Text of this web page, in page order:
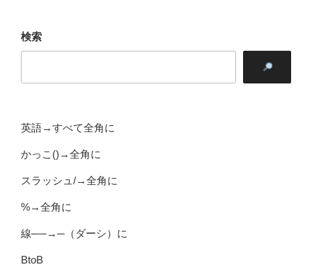
検索
英語→すべて全角に
かっこ()→全角に
スラッシュ/→全角に
%→全角に
線──→─（ダーシ）に
BtoB